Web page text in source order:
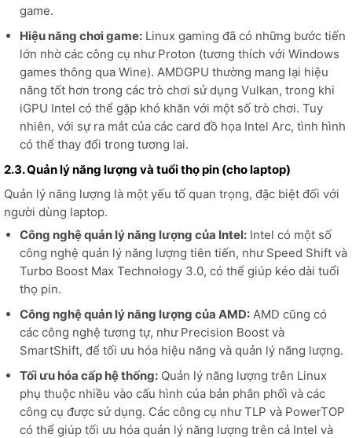
game.
Hiệu năng chơi game:Linux gaming đã có những bước tiến
lớn nhờ các công cụ như Proton (tương thích với Windows
games thông qua Wine). AMDGPU thường mang lại hiệu
năng tốt hơn trong các trò chơi sử dụng Vulkan, trong khi
iGPU Intel có thể gặp khó khăn với một số trò chơi. Tuy
nhiên, với sự ra mắt của các card đồ họa Intel Arc, tình hình
có thể thay đổi trong tương lai.
2.3. Quản lý năng lượng và tuổi thọ pin (cho laptop)
Quản lý năng lượng là một yếu tố quan trọng, đặc biệt đối với
người dùng laptop.
Công nghệ quản lý năng lượng của Intel:Intel có một số
công nghệ quản lý năng lượng tiên tiến, như Speed Shift và
Turbo Boost Max Technology 3.0, có thể giúp kéo dài tuổi
thọ pin.
Công nghệ quản lý năng lượng của AMD:AMD cũng có
các công nghệ tương tự, như Precision Boost và
SmartShift, để tối ưu hóa hiệu năng và quản lý năng lượng.
Tối ưu hóa cấp hệ thống:Quản lý năng lượng trên Linux
phụ thuộc nhiều vào cấu hình của bản phân phối và các
công cụ được sử dụng. Các công cụ như TLP và PowerTOP
có thể giúp tối ưu hóa quản lý năng lượng trên cả Intel và